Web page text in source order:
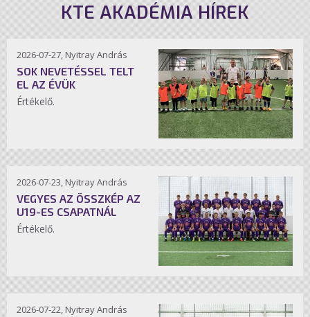
KTE AKADÉMIA HÍREK
2026-07-27, Nyitray András
SOK NEVETÉSSEL TELT
EL AZ ÉVÜK
Értékelő.
2026-07-23, Nyitray András
VEGYES AZ ÖSSZKÉP AZ
U19-ES CSAPATNÁL
Értékelő.
2026-07-22, Nyitray András